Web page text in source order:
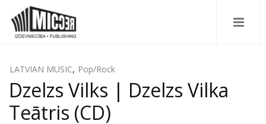
LATVIAN MUSIC, Pop/Rock
Dzelzs Vilks | Dzelzs Vilka
Teātris (CD)